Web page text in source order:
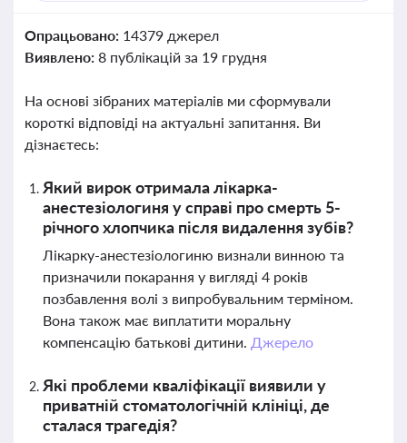
Опрацьовано: 14379 джерел
Виявлено: 8 публікацій за 19 грудня
На основі зібраних матеріалів ми сформували
короткі відповіді на актуальні запитання. Ви
дізнаєтесь:
Який вирок отримала лікарка-
анестезіологиня у справі про смерть 5-
річного хлопчика після видалення зубів?
Лікарку-анестезіологиню визнали винною та
призначили покарання у вигляді 4 років
позбавлення волі з випробувальним терміном.
Вона також має виплатити моральну
компенсацію батькові дитини. Джерело
Які проблеми кваліфікації виявили у
приватній стоматологічній клініці, де
сталася трагедія?